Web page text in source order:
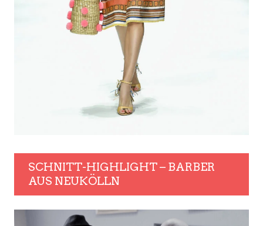
SCHNITT-HIGHLIGHT – BARBER
AUS NEUKÖLLN